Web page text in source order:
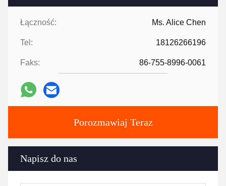
Łączność: Ms. Alice Chen
Tel: 18126266196
Faks: 86-755-8996-0061
Porozmawiaj Teraz
Napisz do nas